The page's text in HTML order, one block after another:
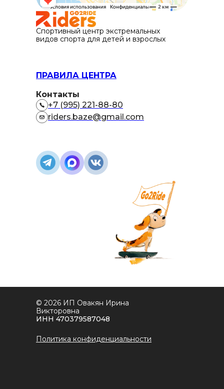
Спортивный центр экстремальных
видов спорта для детей и взрослых
ПРАВИЛА ЦЕНТРА
Контакты
+7 (995) 221-88-80
riders.baze@gmail.com
© 2026 ИП Овакян Ирина
Викторовна
ИНН 470379587048
Политика конфиденциальности